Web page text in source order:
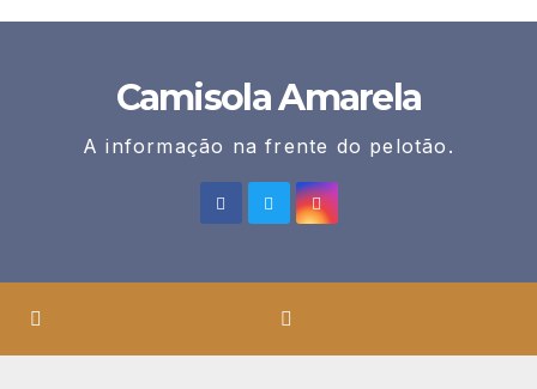
Camisola Amarela
A informação na frente do pelotão.